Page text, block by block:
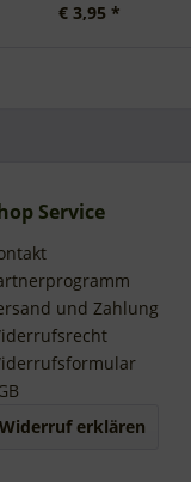
€ 3,95 *
Service
und Zahlung
Widerruf erklären